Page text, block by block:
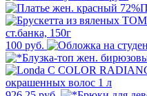
100 руб.